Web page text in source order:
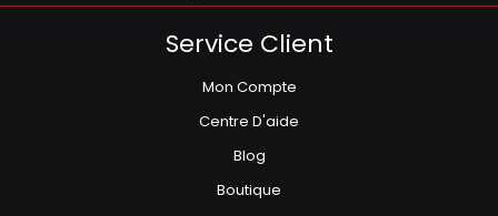
Service Client
Mon Compte
Centre D'aide
Blog
Boutique